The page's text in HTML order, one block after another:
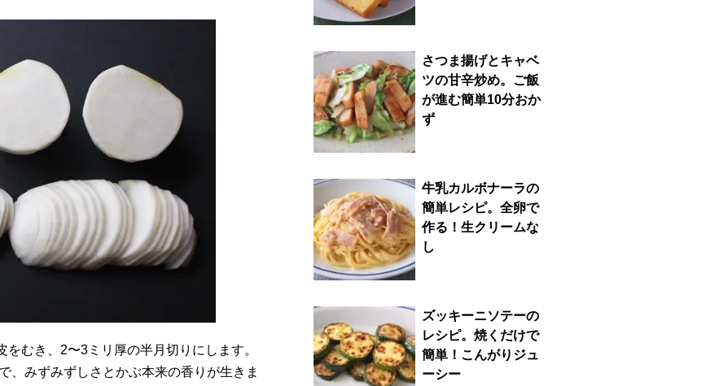
をむき、2〜3ミリ厚の半月切りにします。
、みずみずしさとかぶ本来の香りが生きま
さつま揚げとキャベ
ツの甘辛炒め。ご飯
が進む簡単10分おか
ず
牛乳カルボナーラの
簡単レシピ。全卵で
作る！生クリームな
し
ズッキーニソテーの
レシピ。焼くだけで
簡単！こんがりジュ
ーシー